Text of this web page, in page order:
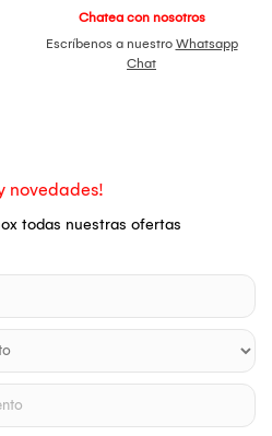
Chatea con nosotros
Escríbenos a nuestro Whatsapp
Chat
novedades!
todas nuestras ofertas